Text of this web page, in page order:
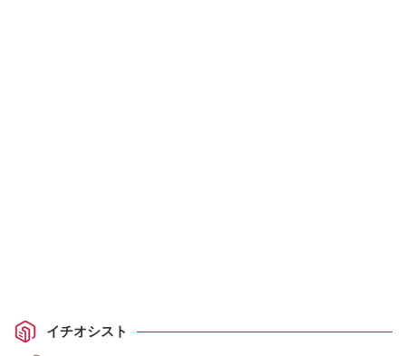
イチオシスト